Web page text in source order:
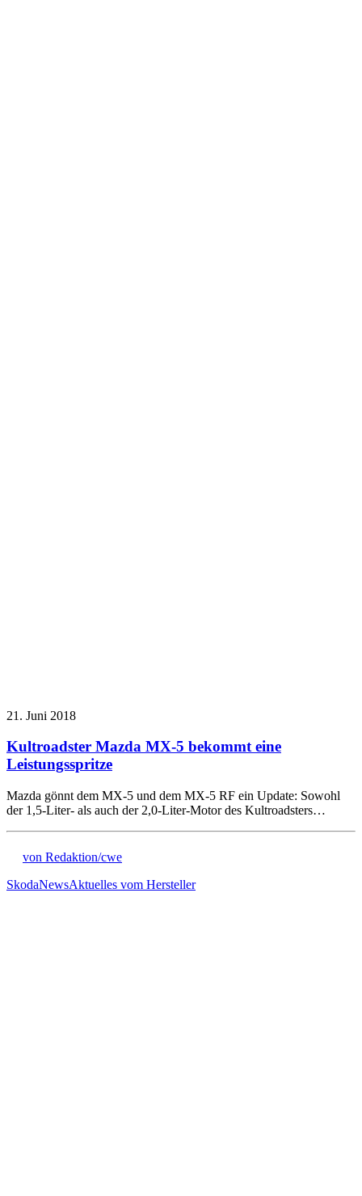
21. Juni 2018
Kultroadster Mazda MX-5 bekommt eine
Leistungsspritze
Mazda gönnt dem MX-5 und dem MX-5 RF ein Update: Sowohl
der 1,5-Liter- als auch der 2,0-Liter-Motor des Kultroadsters…
von Redaktion/cwe
SkodaNewsAktuelles vom Hersteller